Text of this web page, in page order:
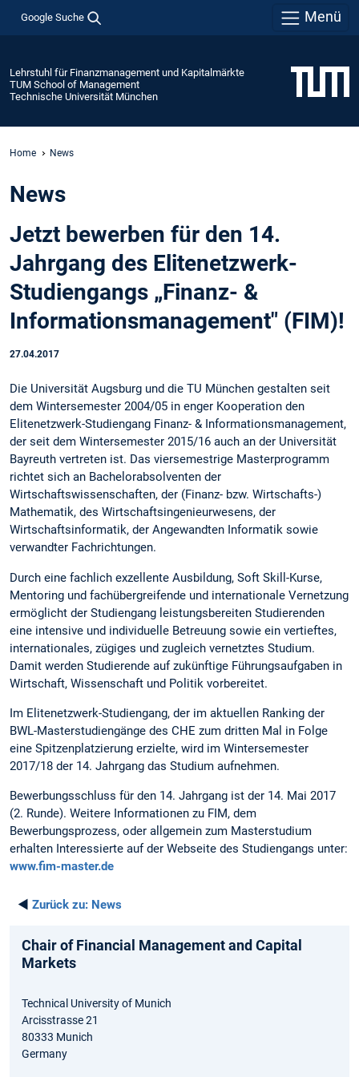
Google Suche Menü
Lehrstuhl für Finanzmanagement und Kapitalmärkte
TUM School of Management
Technische Universität München
Home News
News
Jetzt bewerben für den 14.
Jahrgang des Elitenetzwerk-
Studiengangs „Finanz- &
Informationsmanagement" (FIM)!
27.04.2017
Die Universität Augsburg und die TU München gestalten seit
dem Wintersemester 2004/05 in enger Kooperation den
Elitenetzwerk-Studiengang Finanz- & Informationsmanagement,
der seit dem Wintersemester 2015/16 auch an der Universität
Bayreuth vertreten ist. Das viersemestrige Masterprogramm
richtet sich an Bachelorabsolventen der
Wirtschaftswissenschaften, der (Finanz- bzw. Wirtschafts-)
Mathematik, des Wirtschaftsingenieurwesens, der
Wirtschaftsinformatik, der Angewandten Informatik sowie
verwandter Fachrichtungen.
Durch eine fachlich exzellente Ausbildung, Soft Skill-Kurse,
Mentoring und fachübergreifende und internationale Vernetzung
ermöglicht der Studiengang leistungsbereiten Studierenden
eine intensive und individuelle Betreuung sowie ein vertieftes,
internationales, zügiges und zugleich vernetztes Studium.
Damit werden Studierende auf zukünftige Führungsaufgaben in
Wirtschaft, Wissenschaft und Politik vorbereitet.
Im Elitenetzwerk-Studiengang, der im aktuellen Ranking der
BWL-Masterstudiengänge des CHE zum dritten Mal in Folge
eine Spitzenplatzierung erzielte, wird im Wintersemester
2017/18 der 14. Jahrgang das Studium aufnehmen.
Bewerbungsschluss für den 14. Jahrgang ist der 14. Mai 2017
(2. Runde). Weitere Informationen zu FIM, dem
Bewerbungsprozess, oder allgemein zum Masterstudium
erhalten Interessierte auf der Webseite des Studiengangs unter:
www.fim-master.de
◄ Zurück zu: News
Chair of Financial Management and Capital
Markets
Technical University of Munich
Arcisstrasse 21
80333 Munich
Germany